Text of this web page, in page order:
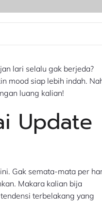
lari selalu gak berjeda?
mood siap lebih indah.
luang kalian!
Update
Gak semata-mata per
Makara kalian bija
terbelakang yang